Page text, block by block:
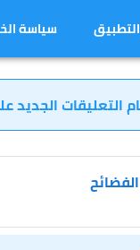
سياسة
التعليقات